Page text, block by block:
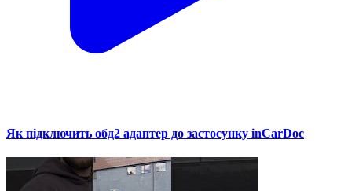
Як підключить обд2 адаптер до застосунку inCarDoc